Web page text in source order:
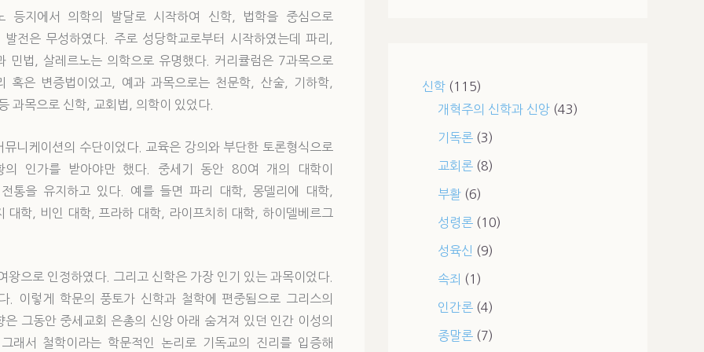
등지에서 의학의 발달로 시작하여 신학, 법학을 중심으로
전은 무성하였다. 주로 성당학교로부터 시작하였는데 파리,
민법, 살레르노는 의학으로 유명했다. 커리큘럼은 7과목으로
은 변증법이었고, 예과 과목으로는 천문학, 산술, 기하학,
과목으로 신학, 교회법, 의학이 있었다.
니케이션의 수단이었다. 교육은 강의와 부단한 토론형식으로
의 인가를 받아야만 했다. 중세기 동안 80여 개의 대학이
통을 유지하고 있다. 예를 들면 파리 대학, 몽델리에 대학,
학, 비인 대학, 프라하 대학, 라이프치히 대학, 하이델베르그
으로 인정하였다. 그리고 신학은 가장 인기 있는 과목이었다.
. 이렇게 학문의 풍토가 신학과 철학에 편중됨으로 그리스의
그동안 중세교회 은총의 신앙 아래 숨겨져 있던 인간 이성의
래서 철학이라는 학문적인 논리로 기독교의 진리를 입증해
신학(115)
개혁주의 신학과 신앙(43)
기독론(3)
교회론(8)
부활(6)
성령론(10)
성육신 (9)
속죄 (1)
인간론(4)
종말론(7)